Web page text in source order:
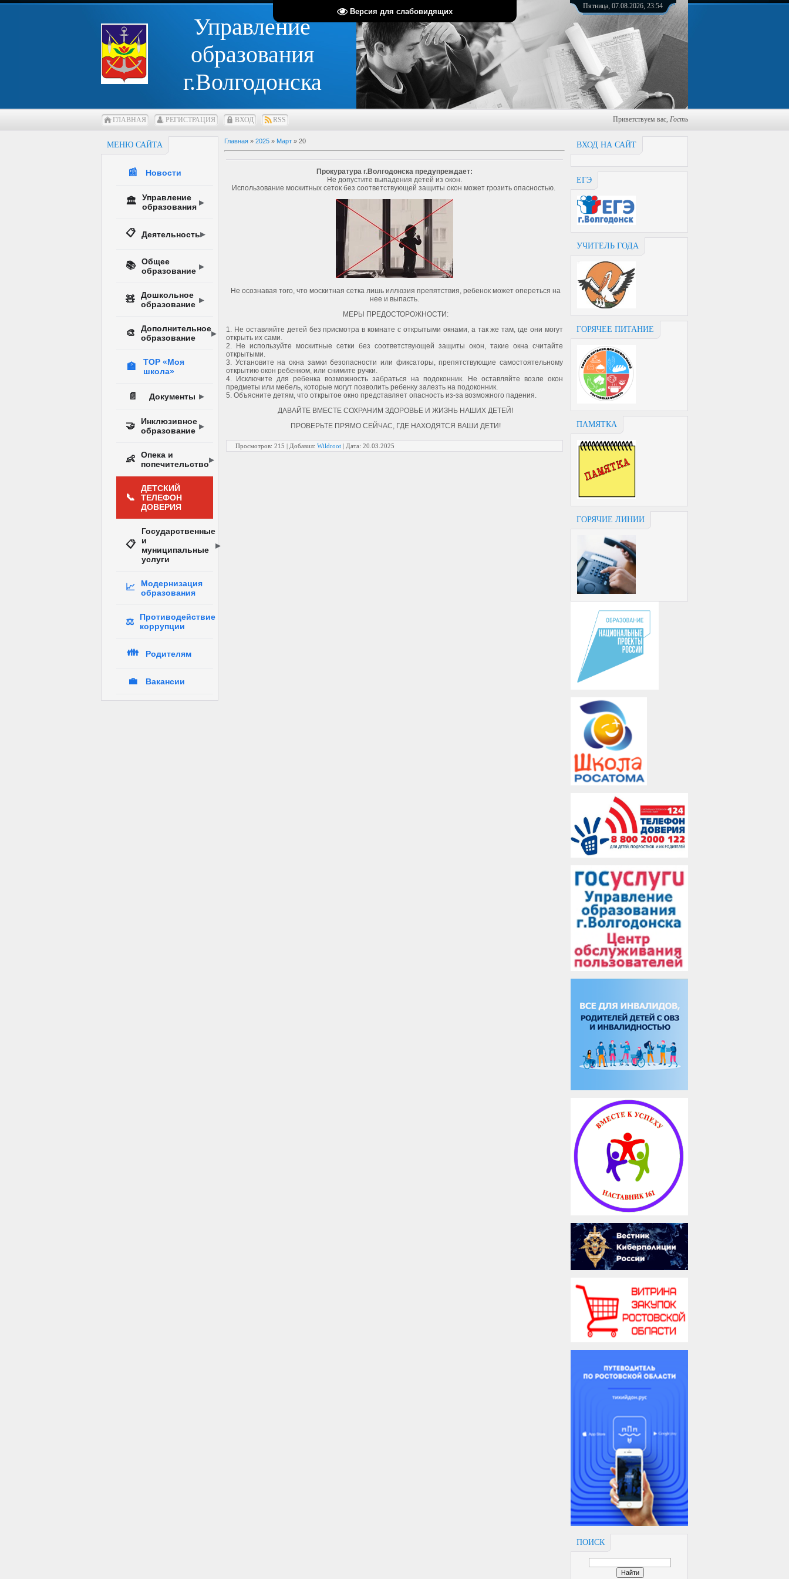
Версия для слабовидящих
Управление
образования
г.Волгодонска
Пятница, 07.08.2026, 23:54
ГЛАВНАЯ РЕГИСТРАЦИЯ ВХОД RSS Приветствуем вас, Гость
МЕНЮ САЙТА
📰 Новости
🏛️
Управление
образования
📋 Деятельность
📚
Общее
образование
🧸
Дошкольное
образование
🎨
Дополнительное
образование
🏫
ТОР «Моя
школа»
📄 Документы
🤝
Инклюзивное
образование
👶
Опека и
попечительство
📞
ДЕТСКИЙ
ТЕЛЕФОН
ДОВЕРИЯ
📋
Государственные
и
муниципальные
услуги
📈
Модернизация
образования
⚖️
Противодействие
коррупции
👪 Родителям
💼 Вакансии
ВХОД НА САЙТ
ЕГЭ
УЧИТЕЛЬ ГОДА
ГОРЯЧЕЕ ПИТАНИЕ
ПАМЯТКА
ГОРЯЧИЕ ЛИНИИ
ПОИСК
Главная » 2025 » Март » 20
Прокуратура г.Волгодонска предупреждает:
Не допустите выпадения детей из окон.
Использование москитных сеток без соответствующей защиты окон может грозить опасностью.
Не осознавая того, что москитная сетка лишь иллюзия препятствия, ребенок может опереться на
нее и выпасть.
МЕРЫ ПРЕДОСТОРОЖНОСТИ:
1. Не оставляйте детей без присмотра в комнате с открытыми окнами, а так же там, где они могут
открыть их сами.
2. Не используйте москитные сетки без соответствующей защиты окон, такие окна считайте
открытыми.
3. Установите на окна замки безопасности или фиксаторы, препятствующие самостоятельному
открытию окон ребенком, или снимите ручки.
4. Исключите для ребенка возможность забраться на подоконник. Не оставляйте возле окон
предметы или мебель, которые могут позволить ребенку залезть на подоконник.
5. Объясните детям, что открытое окно представляет опасность из-за возможного падения.
ДАВАЙТЕ ВМЕСТЕ СОХРАНИМ ЗДОРОВЬЕ И ЖИЗНЬ НАШИХ ДЕТЕЙ!
ПРОВЕРЬТЕ ПРЯМО СЕЙЧАС, ГДЕ НАХОДЯТСЯ ВАШИ ДЕТИ!
Просмотров: 215 | Добавил: Wildroot | Дата: 20.03.2025